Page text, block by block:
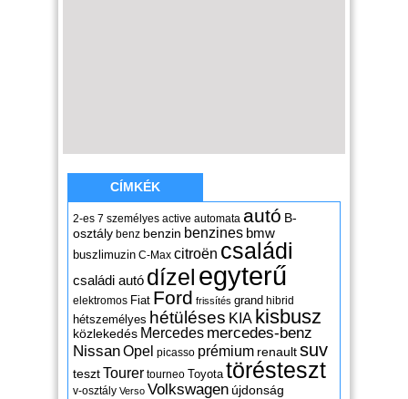
CÍMKÉK
2-es 7 személyes active automata autó B-
osztály benz benzin benzines bmw
buszlimuzin C-Max citroën családi
családi autó dízel egyterű
elektromos Fiat Ford frissítés grand hibrid
hétszemélyes hétüléses KIA kisbusz
közlekedés Mercedes mercedes-benz
NissanOpel picasso prémium renaultsuv
tesztTourer tourneo Toyota törésteszt
v-osztály Verso Volkswagen újdonság